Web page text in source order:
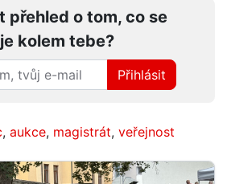
přehled o tom, co se
kolem tebe?
Přihlásit
, aukce, magistrát, veřejnost